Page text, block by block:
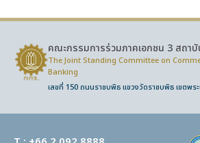
คณะกรรมการร่วมภาคเอกชน 3 สถา
The Joint Standing Committee on
Banking
เลขที่ 150 ถนนราชบพิธ แขวงวัดราชบพิธ เขตพร